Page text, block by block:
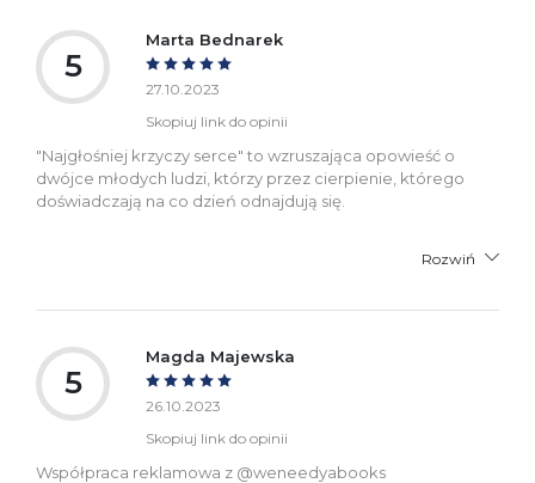
5
Marta Bednarek
27.10.2023
Skopiuj link do opinii
"Najgłośniej krzyczy serce" to wzruszająca opowieść o
dwójce młodych ludzi, którzy przez cierpienie, którego
doświadczają na co dzień odnajdują się.
Rozwiń
5
Magda Majewska
26.10.2023
Skopiuj link do opinii
Współpraca reklamowa z @weneedyabooks